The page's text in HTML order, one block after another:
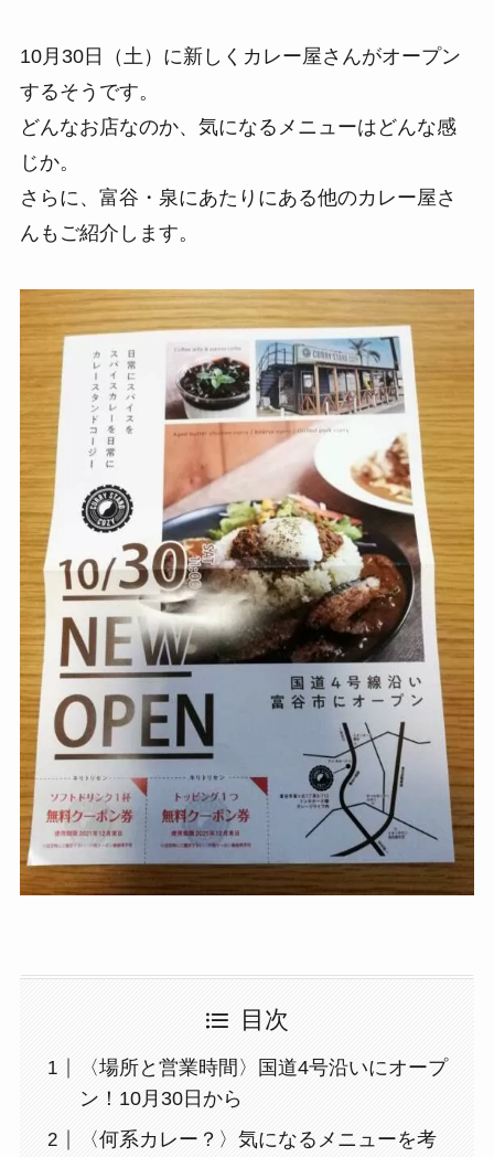
10月30日（土）に新しくカレー屋さんがオープン
するそうです。
どんなお店なのか、気になるメニューはどんな感
じか。
さらに、富谷・泉にあたりにある他のカレー屋さ
んもご紹介します。
目次
〈場所と営業時間〉国道4号沿いにオープ
ン！10月30日から
〈何系カレー？〉気になるメニューを考